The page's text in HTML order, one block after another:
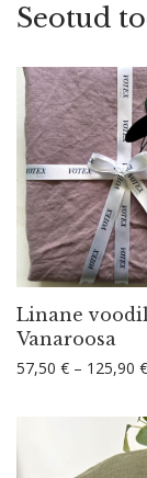
Seotud
Linane
Vanaroosa
57,50 € – 125,90 €